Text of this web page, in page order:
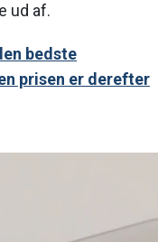
ud af.
bedste
prisen er derefter